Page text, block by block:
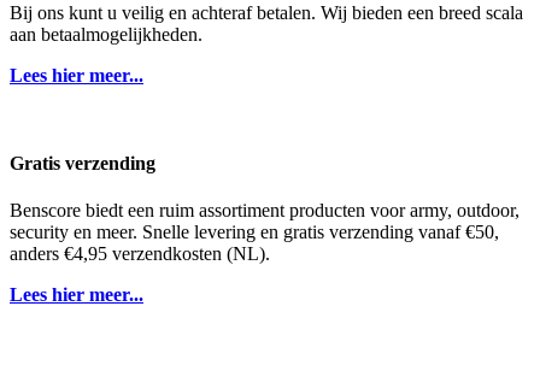
Bij ons kunt u veilig en achteraf betalen. Wij bieden een breed scala
aan betaalmogelijkheden.
Lees hier meer...
Gratis verzending
Benscore biedt een ruim assortiment producten voor army, outdoor,
security en meer. Snelle levering en gratis verzending vanaf €50,
anders €4,95 verzendkosten (NL).
Lees hier meer...